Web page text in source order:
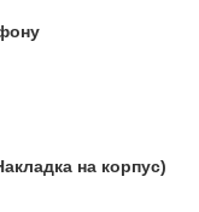
на корпус)